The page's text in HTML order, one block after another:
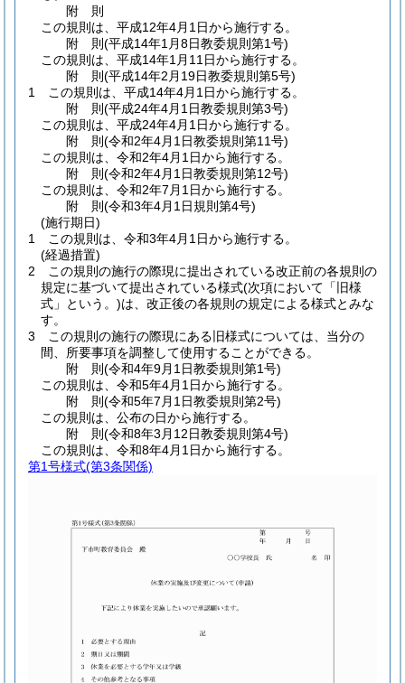
附 則
この規則は、平成12年4月1日から施行する。
附 則(平成14年1月8日教委規則第1号)
この規則は、平成14年1月11日から施行する。
附 則(平成14年2月19日教委規則第5号)
1
この規則は、平成14年4月1日から施行する。
附 則(平成24年4月1日教委規則第3号)
この規則は、平成24年4月1日から施行する。
附 則(令和2年4月1日教委規則第11号)
この規則は、令和2年4月1日から施行する。
附 則(令和2年4月1日教委規則第12号)
この規則は、令和2年7月1日から施行する。
附 則(令和3年4月1日規則第4号)
(施行期日)
1
この規則は、令和3年4月1日から施行する。
(経過措置)
2
この規則の施行の際現に提出されている改正前の各規則の
規定に基づいて提出されている様式(次項において「旧様
式」という。)は、改正後の各規則の規定による様式とみな
す。
3
この規則の施行の際現にある旧様式については、当分の
間、所要事項を調整して使用することができる。
附 則(令和4年9月1日教委規則第1号)
この規則は、令和5年4月1日から施行する。
附 則(令和5年7月1日教委規則第2号)
この規則は、公布の日から施行する。
附 則(令和8年3月12日教委規則第4号)
この規則は、令和8年4月1日から施行する。
第1号様式(第3条関係)